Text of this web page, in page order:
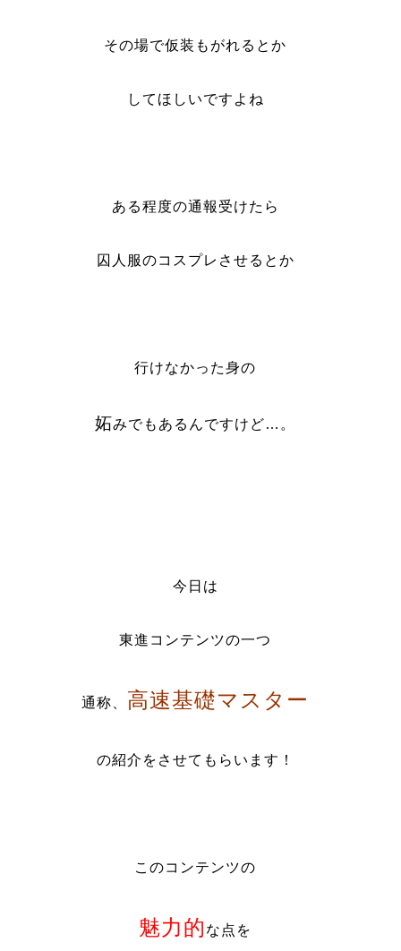
その場で仮装もがれるとか
してほしいですよね
ある程度の通報受けたら
囚人服のコスプレさせるとか
行けなかった身の
妬みでもあるんですけど…。
今日は
東進コンテンツの一つ
通称、 高速基礎マスター
の紹介をさせてもらいます！
このコンテンツの
魅力的 な点を